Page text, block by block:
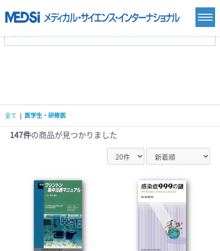
臨床医学:一般(359)
基礎医学(93)
看護学(21)
医療技術(16)
栄養学(0)
薬学(7)
医学一般(91) マルチメディア(0)
全て | 医学生・研修医
147件の商品が見つかりました